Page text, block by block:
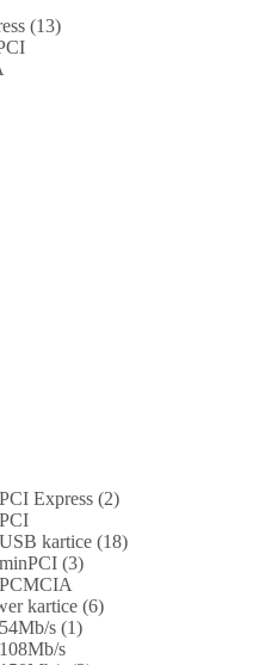
(13)
Express (2)
kartice (18)
(3)
kartice (6)
s (1)
s